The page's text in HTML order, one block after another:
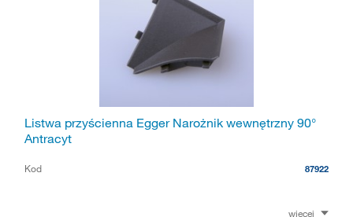
Listwa przyścienna Egger Narożnik wewnętrzny 90°
Antracyt
Kod 87922
więcej